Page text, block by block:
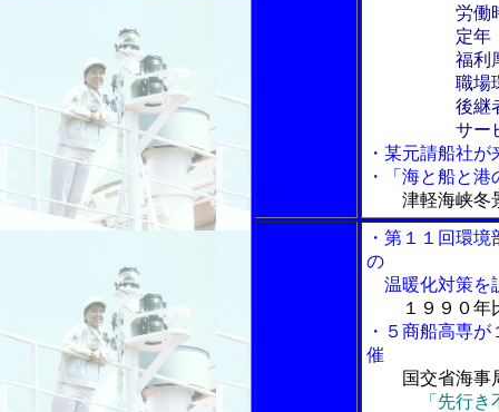
労働時
定年
福利厚
職場環
後継者
サービス
・某元請船社
・「海と船と
津軽海峡
・第１１回環
の
温暖化対策を
１９９０
・５商船高専
催
国交省海事
「先行